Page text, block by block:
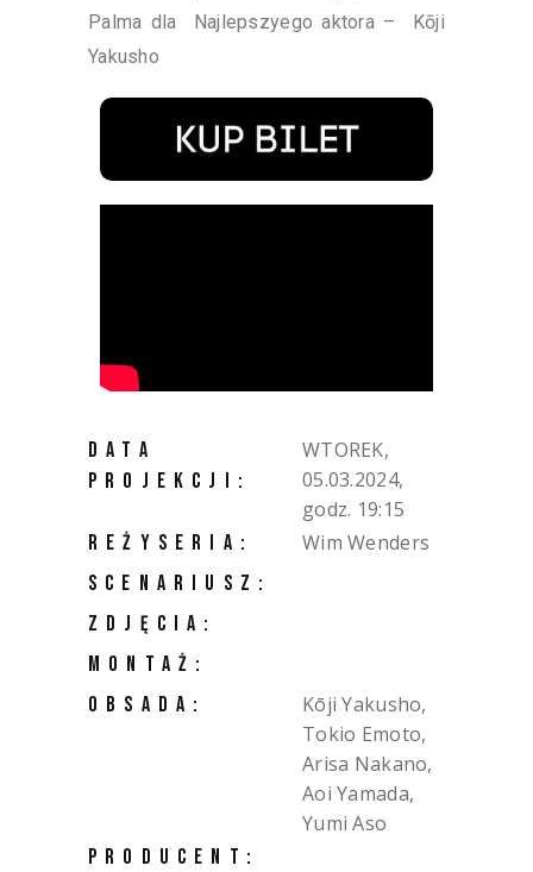
Palma dla Najlepszyego aktora – Kōji
Yakusho
DATA
PROJEKCJI:
WTOREK,
05.03.2024,
godz. 19:15
REŻYSERIA: Wim Wenders
SCENARIUSZ:
ZDJĘCIA:
MONTAŻ:
OBSADA:
Kōji Yakusho,
Tokio Emoto,
Arisa Nakano,
Aoi Yamada,
Yumi Aso
PRODUCENT: